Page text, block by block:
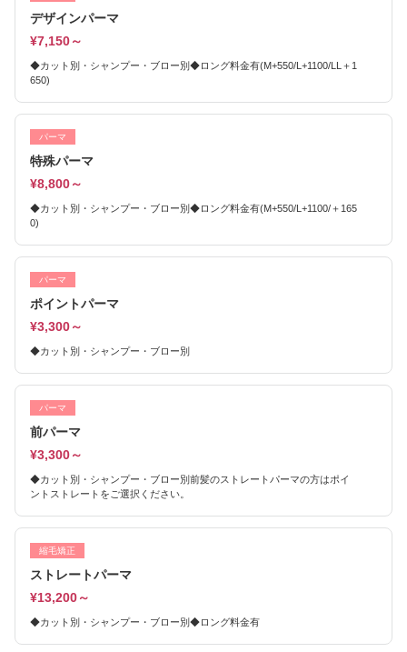
デザインパーマ
¥7,150～
◆カット別・シャンプー・ブロー別◆ロング料金有(M+550/L+1100/LL＋1
650)
パーマ
特殊パーマ
¥8,800～
◆カット別・シャンプー・ブロー別◆ロング料金有(M+550/L+1100/＋165
0)
パーマ
ポイントパーマ
¥3,300～
◆カット別・シャンプー・ブロー別
パーマ
前パーマ
¥3,300～
◆カット別・シャンプー・ブロー別前髪のストレートパーマの方はポイ
ントストレートをご選択ください。
縮毛矯正
ストレートパーマ
¥13,200～
◆カット別・シャンプー・ブロー別◆ロング料金有